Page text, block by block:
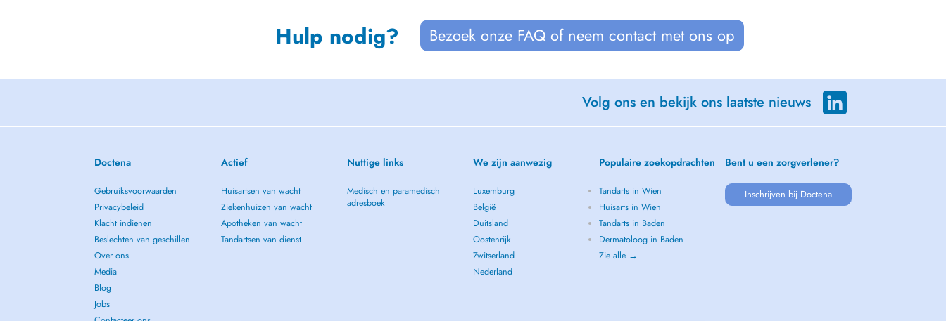
Hulp nodig? Bezoek onze FAQ of neem contact met ons op
Volg ons en bekijk ons laatste nieuws
Doctena
Gebruiksvoorwaarden
Privacybeleid
Klacht indienen
Beslechten van geschillen
Over ons
Media
Blog
Jobs
Actief
Huisartsen van wacht
Ziekenhuizen van wacht
Apotheken van wacht
Tandartsen van dienst
Nuttige links
Medisch en paramedisch
adresboek
We zijn aanwezig
Luxemburg
België
Duitsland
Oostenrijk
Zwitserland
Nederland
Populaire zoekopdrachten
Tandarts in Wien
Huisarts in Wien
Tandarts in Baden
Dermatoloog in Baden
Zie alle →
Bent u een zorgverlener?
Inschrijven bij Doctena